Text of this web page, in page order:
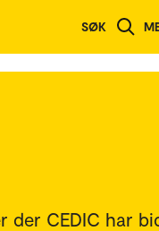
SØK
der CEDIC har